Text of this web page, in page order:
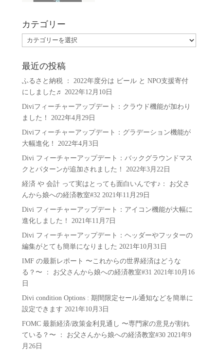
カテゴリー
カ
ゴ
リ
ー
最近の投稿
ふるさと納税 ： 2022年度分は ビール と NPO支援寄付
にしました♬
2022年12月10日
Diviフィーチャーアップデート：クラウド機能が加わり
ました！
2022年4月29日
Diviフィーチャーアップデート：グラデーション機能が
大幅進化！
2022年4月3日
Divi フィーチャーアップデート：バックグラウンドマス
クとパターンが追加されました！
2022年3月22日
経済 や 会計 って実はとっても面白いんです♪： お父さ
んから娘への経済教室#32 2021年11月29日
Divi フィーチャーアップデート：アイコン機能が大幅に
進化しました！
2021年11月7日
Divi フィーチャーアップデート：ヘッダーやフッターの
編集がとても簡単になりました 2021年10月31日
IMF の最新レポート 〜これからの世界経済はどうな
る？〜 ： お父さんから娘への経済教室#31 2021年10月16
日
Divi condition Options : 期間限定セール通知などを簡単に
設定できます 2021年10月3日
FOMC 最新経済/政策金利見通し 〜専門家の意見が割れ
ている？〜 ： お父さんから娘への経済教室#30 2021年9
月26日